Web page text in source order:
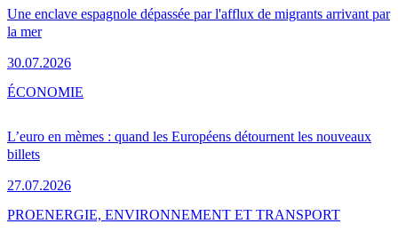
Une enclave espagnole dépassée par l'afflux de migrants arrivant par
la mer
30.07.2026
L’euro en mèmes : quand les Européens détournent les nouveaux
billets
27.07.2026
ÉCONOMIE
PROENERGIE, ENVIRONNEMENT ET TRANSPORT